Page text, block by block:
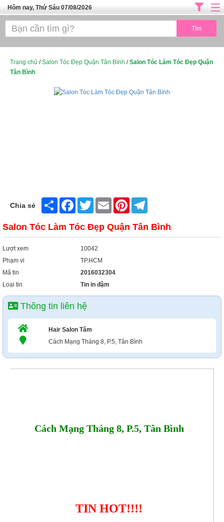
Hôm nay, Thứ Sáu 07/08/2026
Trang chủ
SPA TPHCM
Trang chủ /Salon Tóc Đẹp Quận Tân Bình /Salon Tóc Làm Tóc Đẹp Quận
Tân Bình
Chia sẻ Share FacebookTwitter Email Pinterest
Salon Tóc Làm Tóc Đẹp Quận Tân Bình
Lượt xem
10042
Phạm vi
TP.HCM
Mã tin
2016032304
Loại tin
Tin in đậm
Thông tin liên hệ
Hair Salon Tâm
Cách Mạng Tháng 8, P.5, Tân Bình
Cách Mạng Tháng 8, P.5, Tân Bình
TIN HOT!!!!